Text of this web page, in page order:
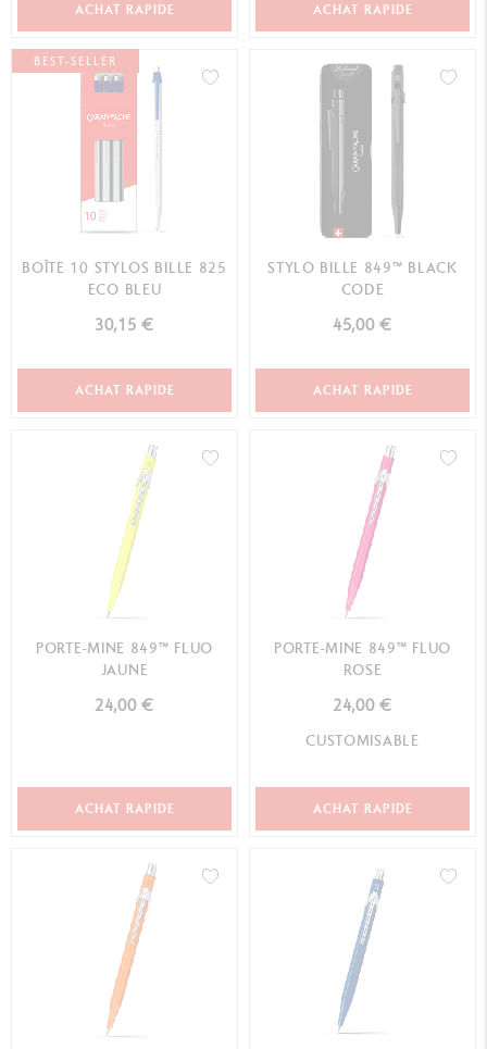
ACHAT RAPIDE ACHAT RAPIDE
BEST-SELLER
BOÎTE 10 STYLOS BILLE 825
ECO BLEU
30,15 €
ACHAT RAPIDE
STYLO BILLE 849™ BLACK
CODE
45,00 €
ACHAT RAPIDE
PORTE-MINE 849™ FLUO
JAUNE
24,00 €
ACHAT RAPIDE
PORTE-MINE 849™ FLUO
ROSE
24,00 €
CUSTOMISABLE
ACHAT RAPIDE